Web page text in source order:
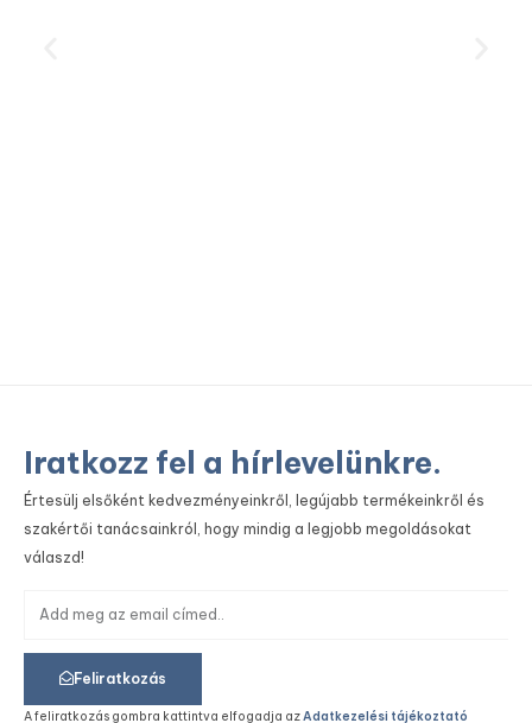
Iratkozz fel a hírlevelünkre.
Értesülj elsőként kedvezményeinkről, legújabb termékeinkről és
szakértői tanácsainkról, hogy mindig a legjobb megoldásokat
válaszd!
Feliratkozás
A feliratkozás gombra kattintva elfogadja azAdatkezelési tájékoztató